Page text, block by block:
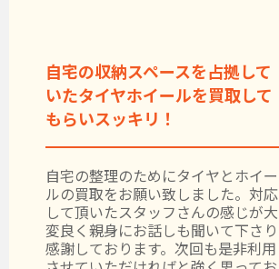
自宅の収納スペースを占拠して
いたタイヤホイールを買取して
もらいスッキリ！
自宅の整理のためにタイヤとホイー
ルの買取をお願い致しました。対応
して頂いたスタッフさんの感じが大
変良く親身にお話しも聞いて下さり
感謝しております。次回も是非利用